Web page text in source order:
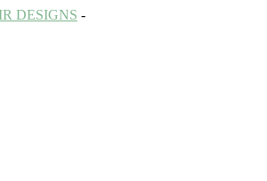
DESIGNS -